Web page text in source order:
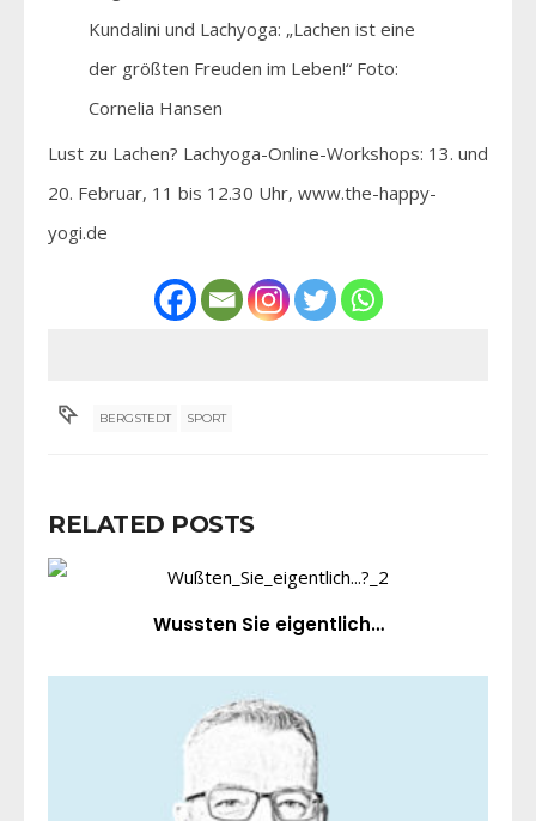
Kundalini und Lachyoga: „Lachen ist eine
der größten Freuden im Leben!“ Foto:
Cornelia Hansen
Lust zu Lachen? Lachyoga-Online-Workshops: 13. und
20. Februar, 11 bis 12.30 Uhr, www.the-happy-
yogi.de
BERGSTEDT SPORT
RELATED POSTS
Wussten Sie eigentlich…